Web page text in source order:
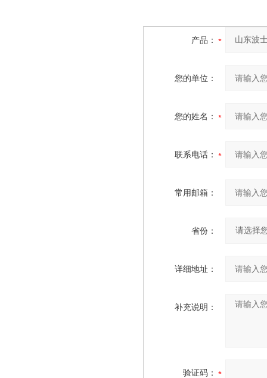
产品：
您的单位：
您的姓名：
联系电话：
常用邮箱：
省份：
详细地址：
补充说明：
验证码：